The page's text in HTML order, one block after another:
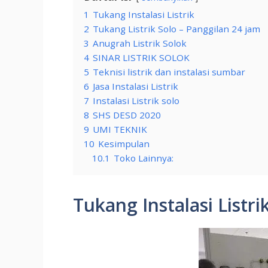
1 Tukang Instalasi Listrik
2 Tukang Listrik Solo – Panggilan 24 jam
3 Anugrah Listrik Solok
4 SINAR LISTRIK SOLOK
5 Teknisi listrik dan instalasi sumbar
6 Jasa Instalasi Listrik
7 Instalasi Listrik solo
8 SHS DESD 2020
9 UMI TEKNIK
10 Kesimpulan
10.1 Toko Lainnya:
Tukang Instalasi